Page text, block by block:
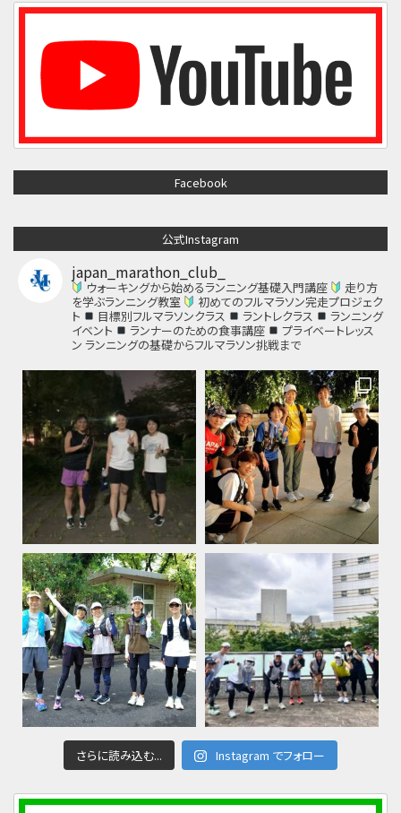
Facebook
公式Instagram
japan_marathon_club_
ウォーキングから始めるランニング基礎入門講座
走り方
を学ぶランニング教室
初めてのフルマラソン完走プロジェク
ト
目標別フルマラソンクラス ラントレクラス
ランニング
イベント
ランナーのための食事講座
プライベートレッス
ン ランニングの基礎からフルマラソン挑戦まで
さらに読み込む... Instagram でフォロー